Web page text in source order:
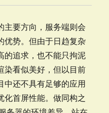
主要方向，服务端则会
优势。但由于日趋复杂
的追求，也不能只拘泥
染看似美好，但以目前
中还不具有足够的应用
化首屏性能。做同构之